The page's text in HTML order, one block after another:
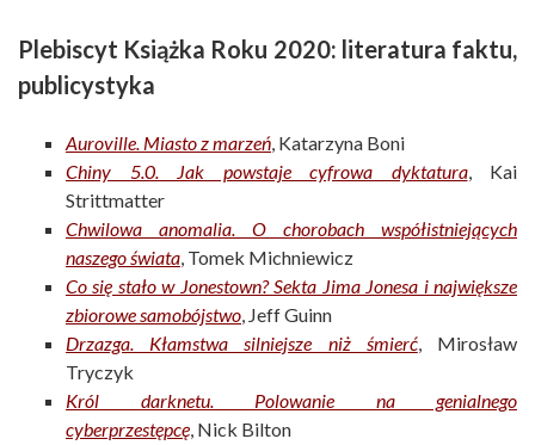
Plebiscyt Książka Roku 2020: literatura faktu,
publicystyka
Auroville. Miasto z marzeń, Katarzyna Boni
Chiny 5.0. Jak powstaje cyfrowa dyktatura, Kai
Strittmatter
Chwilowa anomalia. O chorobach współistniejących
naszego świata, Tomek Michniewicz
Co się stało w Jonestown? Sekta Jima Jonesa i największe
zbiorowe samobójstwo, Jeff Guinn
Drzazga. Kłamstwa silniejsze niż śmierć, Mirosław
Tryczyk
Król darknetu. Polowanie na genialnego
cyberprzestępcę, Nick Bilton